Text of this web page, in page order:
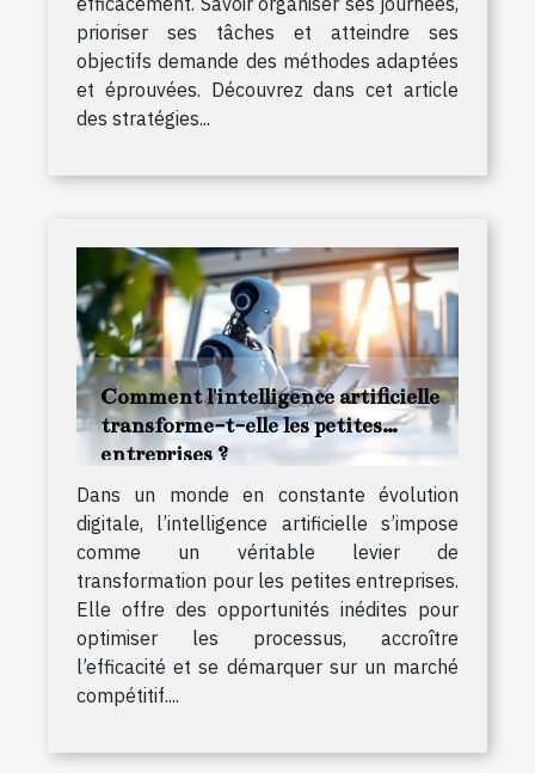
prioriser ses tâches et atteindre ses
objectifs demande des méthodes adaptées
et éprouvées. Découvrez dans cet article
des stratégies...
Comment l'intelligence artificielle
transforme-t-elle les petites
entreprises ?
Dans un monde en constante évolution
digitale, l’intelligence artificielle s’impose
comme un véritable levier de
transformation pour les petites entreprises.
Elle offre des opportunités inédites pour
optimiser les processus, accroître
l’efficacité et se démarquer sur un marché
compétitif....